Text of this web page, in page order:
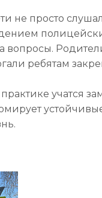
не просто
ребятам
учатся